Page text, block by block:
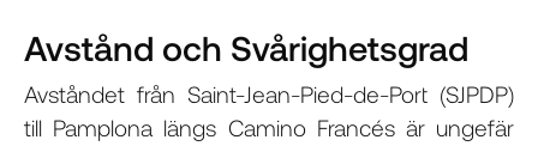
Avstånd och Svårighetsgrad
Avståndet från Saint-Jean-Pied-de-Port (SJPDP)
till Pamplona längs Camino Francés är ungefär